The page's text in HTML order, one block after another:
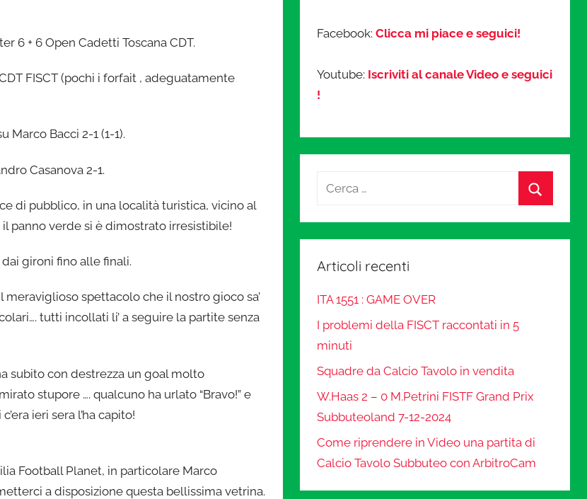
6 + 6 Open Cadetti Toscana CDT.
FISCT (pochi i forfait , adeguatamente
Marco Bacci 2-1 (1-1).
Casanova 2-1.
di pubblico, in una località turistica, vicino al
panno verde si è dimostrato irresistibile!
gironi fino alle finali.
spettacolo che il nostro gioco sa’
tutti incollati li’ a seguire la partite senza
subito con destrezza un goal molto
stupore …. qualcuno ha urlato “Bravo!” e
ieri sera l’ha capito!
Football Planet, in particolare Marco
a disposizione questa bellissima vetrina.
Facebook:Clicca mi piace e seguici!
Youtube: Iscriviti al canale Video e seguici
!
Articoli recenti
ITA 1551 : GAME OVER
I problemi della FISCT raccontati in 5
minuti
Squadre da Calcio Tavolo in vendita
W.Haas 2 – 0 M.Petrini FISTF Grand Prix
Subbuteoland 7-12-2024
Come riprendere in Video una partita di
Calcio Tavolo Subbuteo con ArbitroCam